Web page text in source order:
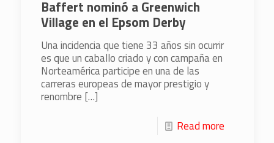
Baffert nominó a Greenwich
Village en el Epsom Derby
Una incidencia que tiene 33 años sin ocurrir
es que un caballo criado y con campaña en
Norteamérica participe en una de las
carreras europeas de mayor prestigio y
renombre […]
Read more